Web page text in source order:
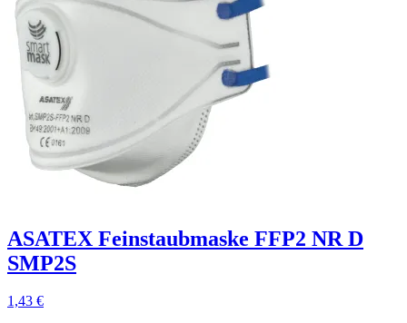
ASATEX Feinstaubmaske FFP2 NR D
SMP2S
1,43 €